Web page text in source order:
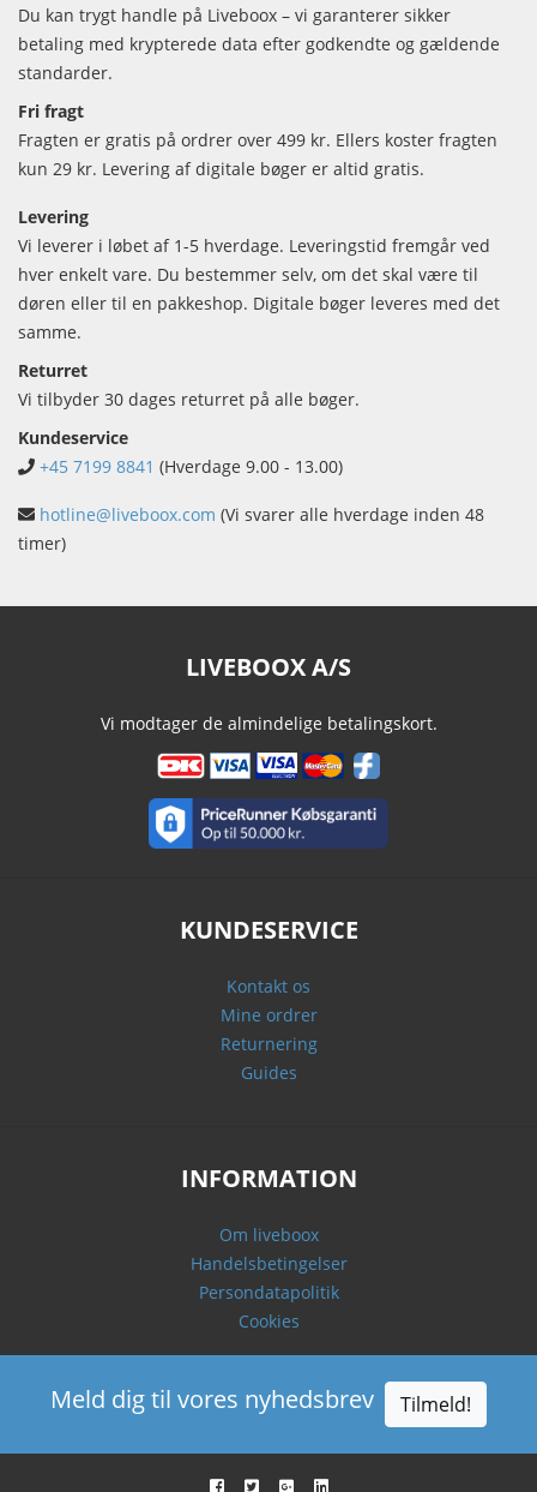
Du kan trygt handle på Liveboox – vi garanterer sikker
betaling med krypterede data efter godkendte og gældende
standarder.
Fri fragt
Fragten er gratis på ordrer over 499 kr. Ellers koster fragten
kun 29 kr. Levering af digitale bøger er altid gratis.
Levering
Vi leverer i løbet af 1-5 hverdage. Leveringstid fremgår ved
hver enkelt vare. Du bestemmer selv, om det skal være til
døren eller til en pakkeshop. Digitale bøger leveres med det
samme.
Returret
Vi tilbyder 30 dages returret på alle bøger.
Kundeservice
+45 7199 8841 (Hverdage 9.00 - 13.00)
hotline@liveboox.com (Vi svarer alle hverdage inden 48
timer)
LIVEBOOX A/S
Vi modtager de almindelige betalingskort.
KUNDESERVICE
Kontakt os
Mine ordrer
Returnering
Guides
INFORMATION
Om liveboox
Handelsbetingelser
Persondatapolitik
Cookies
Meld dig til vores nyhedsbrev Tilmeld!